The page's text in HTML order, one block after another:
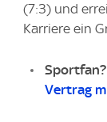
(7:3) und
Karriere ein
Sportfan?
Vertrag